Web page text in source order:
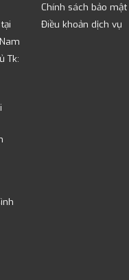
Tk:
Chính sách bảo mật
Điều khoản dịch vụ